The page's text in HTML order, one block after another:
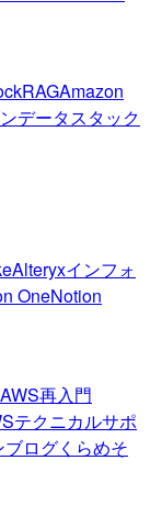
RAGAmazon
データスタック
Alteryxインフォ
OneNotion
AWS再入門
テクニカルサポ
ブログくらめそ